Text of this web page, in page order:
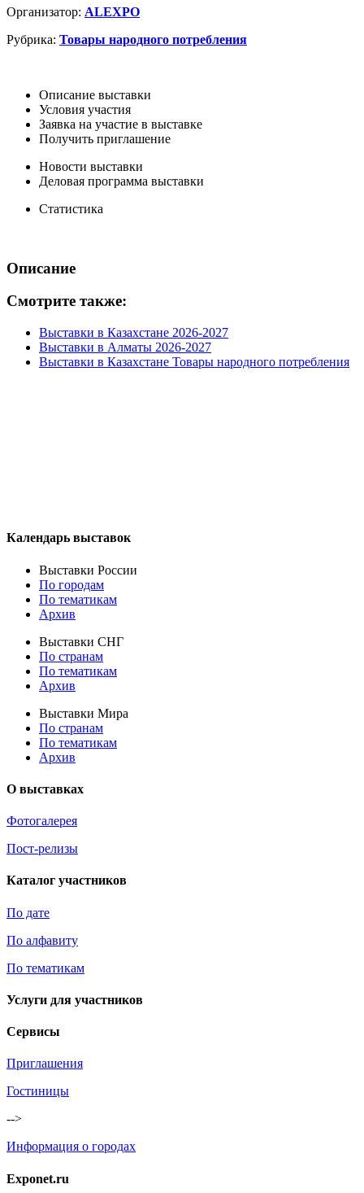
Организатор: ALEXPO
Рубрика: Товары народного потребления
Описание выставки
Условия участия
Заявка на участие в выставке
Получить приглашение
Новости выставки
Деловая программа выставки
Статистика
Описание
Смотрите также:
Выставки в Казахстане 2026-2027
Выставки в Алматы 2026-2027
Выставки в Казахстане Товары народного потребления
Календарь выставок
Выставки России
По городам
По тематикам
Архив
Выставки СНГ
По странам
По тематикам
Архив
Выставки Мира
По странам
По тематикам
Архив
О выставках
Фотогалерея
Пост-релизы
Каталог участников
По дате
По алфавиту
По тематикам
Услуги для участников
Сервисы
Приглашения
Гостиницы
-->
Информация о городах
Exponet.ru